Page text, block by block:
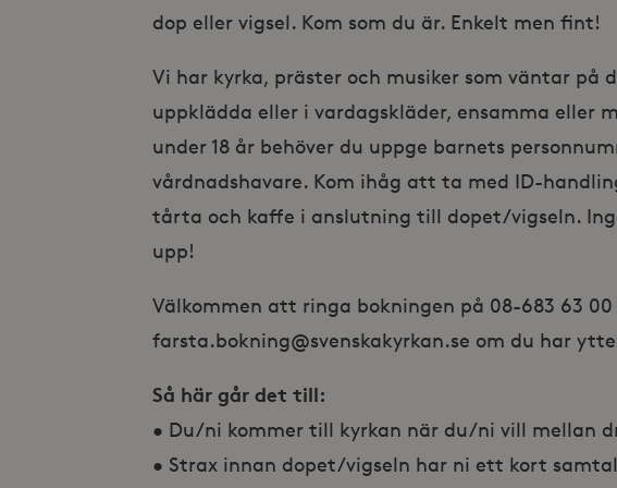
dop eller vigsel. Kom som du är. Enkelt men fint!
Vi har kyrka, präster och musiker som väntar på
uppklädda eller i vardagskläder, ensamma eller
under 18 år behöver du uppge barnets
vårdnadshavare. Kom ihåg att ta med ID-
tårta och kaffe i anslutning till dopet/vigseln.
upp!
Välkommen att ringa bokningen på 08-683 63
farsta.bokning@svenskakyrkan.se om du har
Så här går det till:
• Du/ni kommer till kyrkan när du/ni vill mellan
• Strax innan dopet/vigseln har ni ett kort